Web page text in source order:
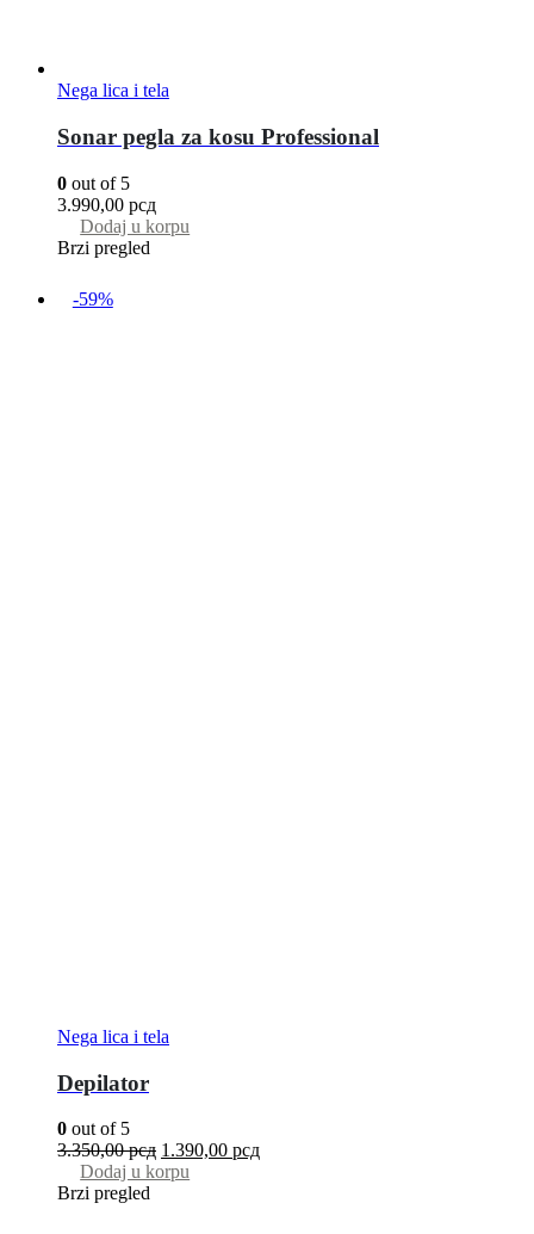
Nega lica i tela
Sonar pegla za kosu Professional
0 out of 5
3.990,00 рсд
Dodaj u korpu
Brzi pregled
-59%
Nega lica i tela
Depilator
0 out of 5
3.350,00рсд 1.390,00 рсд
Dodaj u korpu
Brzi pregled